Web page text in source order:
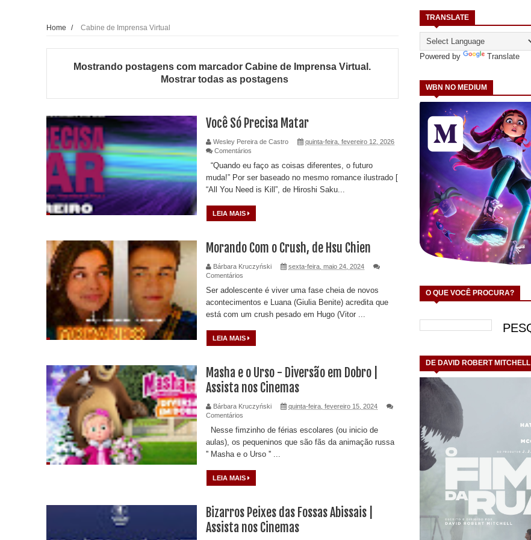
TRANSLATE
Powered by Translate
WBN NO MEDIUM
O QUE VOCÊ PROCURA?
DE DAVID ROBERT MITCHELL
Home / Cabine de Imprensa Virtual
Mostrando postagens com marcadorCabine de Imprensa Virtual .
Mostrar todas as postagens
Você Só Precisa Matar
Wesley Pereira de Castro
quinta-feira, fevereiro 12, 2026
Comentários
“Quando eu faço as coisas diferentes, o futuro
muda!” Por ser baseado no mesmo romance ilustrado [
“All You Need is Kill”, de Hiroshi Saku...
LEIA MAIS
Morando Com o Crush, de Hsu Chien
Bárbara Kruczyński
sexta-feira, maio 24, 2024
Comentários
Ser adolescente é viver uma fase cheia de novos
acontecimentos e Luana (Giulia Benite) acredita que
está com um crush pesado em Hugo (Vitor ...
LEIA MAIS
Masha e o Urso - Diversão em Dobro |
Assista nos Cinemas
Bárbara Kruczyński
quinta-feira, fevereiro 15, 2024
Comentários
Nesse fimzinho de férias escolares (ou inicio de
aulas), os pequeninos que são fãs da animação russa
'' Masha e o Urso '' ...
LEIA MAIS
Bizarros Peixes das Fossas Abissais |
Assista nos Cinemas